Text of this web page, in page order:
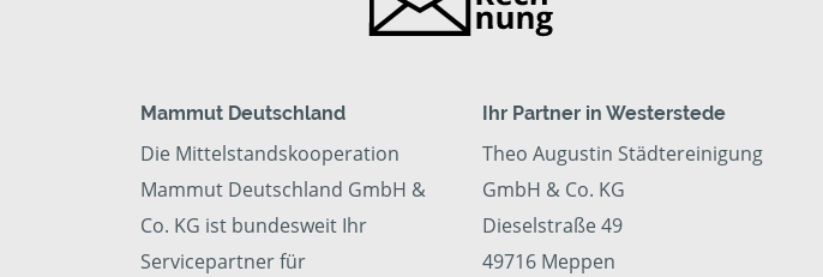
Mammut Deutschland
Die Mittelstandskooperation
Mammut Deutschland GmbH &
Co. KG ist bundesweit Ihr
Servicepartner für
Ihr Partner in Westerstede
Theo Augustin Städtereinigung
GmbH & Co. KG
Dieselstraße 49
49716 Meppen